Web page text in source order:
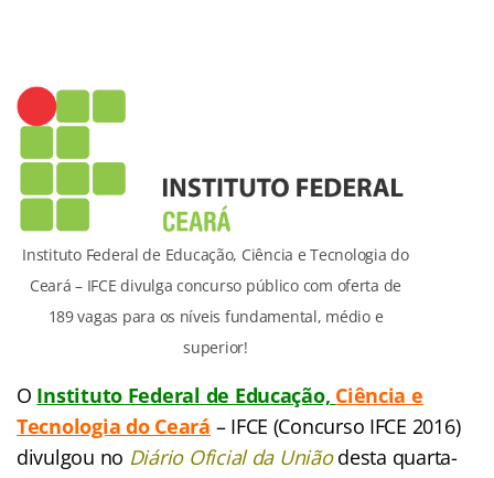
Instituto Federal de Educação, Ciência e Tecnologia do
Ceará – IFCE divulga concurso público com oferta de
189 vagas para os níveis fundamental, médio e
superior!
O Instituto Federal de Educação, Ciência e
Tecnologia do Ceará – IFCE (Concurso IFCE 2016)
divulgou no Diário Oficial da Uniãodesta quarta-